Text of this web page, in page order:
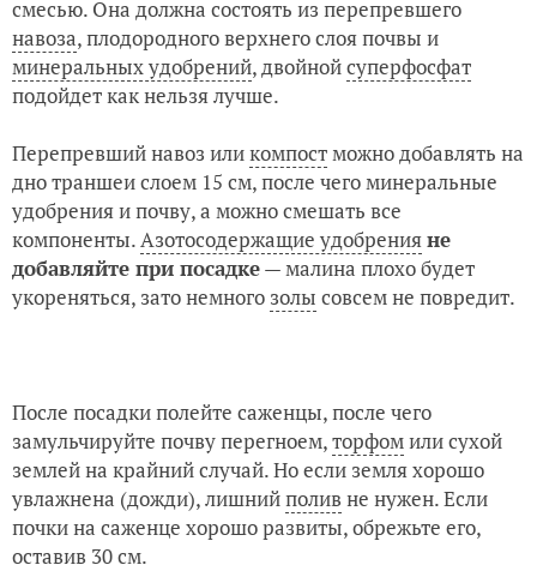
смесью. Она должна состоять из перепревшего
навоза, плодородного верхнего слоя почвы и
минеральных удобрений, двойнойсуперфосфат
подойдет как нельзя лучше.
Перепревший навоз иликомпостможно добавлять на
дно траншеи слоем 15 см, после чего минеральные
удобрения и почву, а можно смешать все
компоненты.Азотосодержащие удобренияне
добавляйте при посадке— малина плохо будет
укореняться, зато немного золы совсем не повредит.
После посадки полейте саженцы, после чего
замульчируйте почву перегноем,торфомили сухой
землей на крайний случай. Но если земля хорошо
увлажнена (дожди), лишнийполивне нужен. Если
почки на саженце хорошо развиты, обрежьте его,
оставив 30 см.